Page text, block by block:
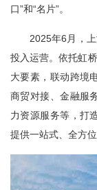
口”和“名片”。
2025年6月，上
投入运营。依托虹
大要素，联动跨境
商贸对接、金融服
力资源服务等，打
提供一站式、全方位